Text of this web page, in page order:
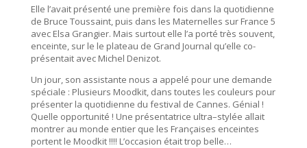
Elle l’avait présenté une première fois dans la quotidienne
de Bruce Toussaint, puis dans les Maternelles sur France 5
avec Elsa Grangier. Mais surtout elle l’a porté très souvent,
enceinte, sur le le plateau de Grand Journal qu’elle co-
présentait avec Michel Denizot.
Un jour, son assistante nous a appelé pour une demande
spéciale : Plusieurs Moodkit, dans toutes les couleurs pour
présenter la quotidienne du festival de Cannes. Génial !
Quelle opportunité ! Une présentatrice ultra–stylée allait
montrer au monde entier que les Françaises enceintes
portent le Moodkit !!!! L’occasion était trop belle…